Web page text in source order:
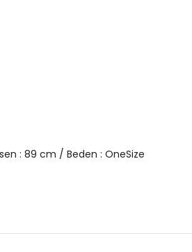
: 89 cm / Beden : OneSize